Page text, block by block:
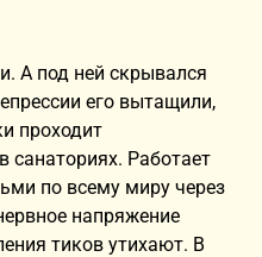
А под ней скрывался
его вытащили,
проходит
санаториях. Работает
по всему миру через
напряжение
тиков утихают. В